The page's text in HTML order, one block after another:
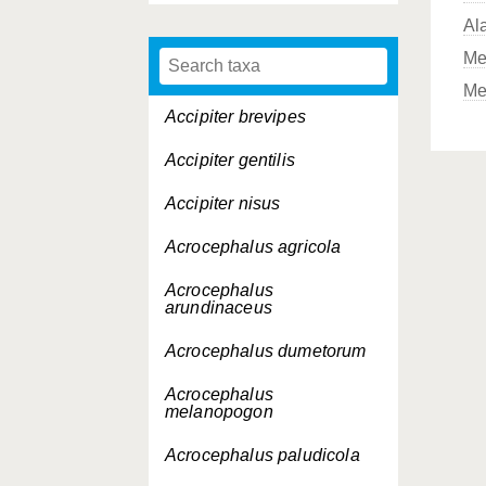
Accipiter brevipes
Accipiter gentilis
Accipiter nisus
Acrocephalus agricola
Acrocephalus
arundinaceus
Acrocephalus dumetorum
Acrocephalus
melanopogon
Acrocephalus paludicola